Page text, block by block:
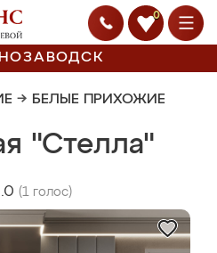
0
→ БЕЛЫЕ ПРИХОЖИЕ
"Стелла"
(1 голос)